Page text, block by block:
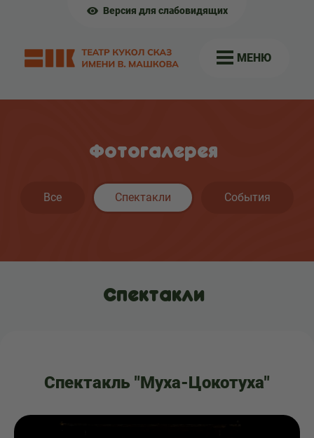
Версия для слабовидящих
МЕНЮ
Фотогалерея
Все Спектакли События
Спектакли
Спектакль "Муха-Цокотуха"